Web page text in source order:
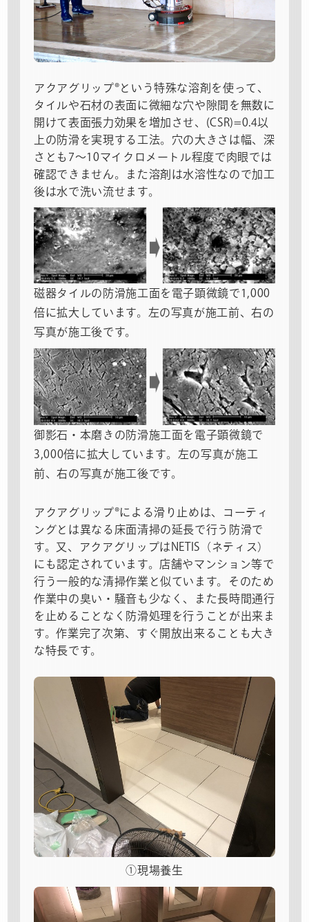
アクアグリップ®という特殊な溶剤を使って、
タイルや石材の表面に微細な穴や隙間を無数に
開けて表面張力効果を増加させ、(CSR)=0.4以
上の防滑を実現する工法。穴の大きさは幅、深
さとも7～10マイクロメートル程度で肉眼では
確認できません。また溶剤は水溶性なので加工
後は水で洗い流せます。
磁器タイルの防滑施工面を電子顕微鏡で1,000
倍に拡大しています。左の写真が施工前、右の
写真が施工後です。
御影石・本磨きの防滑施工面を電子顕微鏡で
3,000倍に拡大しています。左の写真が施工
前、右の写真が施工後です。
アクアグリップ®による滑り止めは、コーティ
ングとは異なる床面清掃の延長で行う防滑で
す。又、アクアグリップはNETIS（ネティス）
にも認定されています。店舗やマンション等で
行う一般的な清掃作業と似ています。そのため
作業中の臭い・騒音も少なく、また長時間通行
を止めることなく防滑処理を行うことが出来ま
す。作業完了次第、すぐ開放出来ることも大き
な特長です。
①現場養生